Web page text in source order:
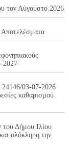
τον Αύγουστο 2026
2027
24146/03-07-2026
καθαρισμού
του Δήμου Ιλίου
ολόκληρη την